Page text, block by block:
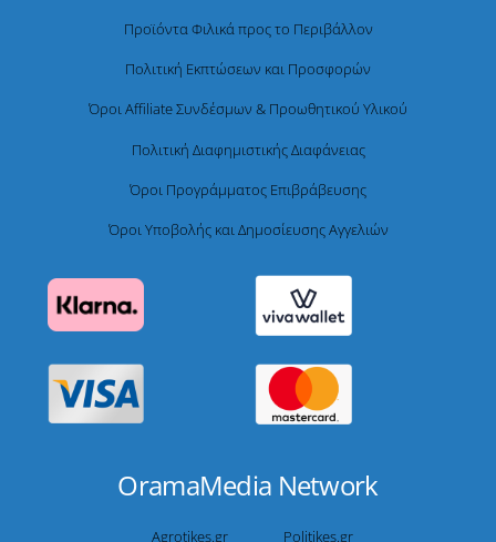
Προϊόντα Φιλικά προς το Περιβάλλον
Πολιτική Εκπτώσεων και Προσφορών
Όροι Affiliate Συνδέσμων & Προωθητικού Υλικού
Πολιτική Διαφημιστικής Διαφάνειας
Όροι Προγράμματος Επιβράβευσης
Όροι Υποβολής και Δημοσίευσης Αγγελιών
OramaMedia Network
Agrotikes.gr
Politikes.gr